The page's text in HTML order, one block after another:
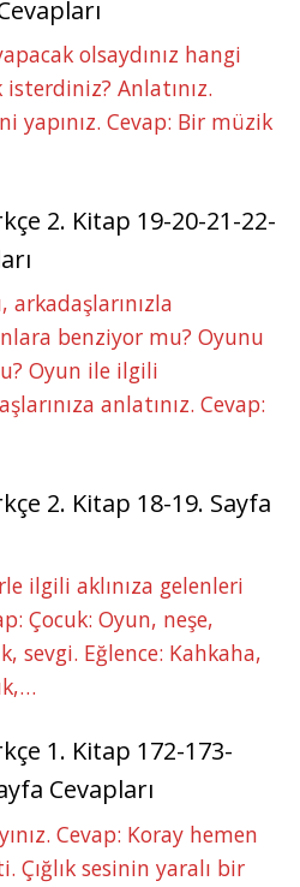
olsaydınız hangi
Anlatınız.
yapınız. Cevap: Bir müzik
2. Kitap 19-20-21-22-
arkadaşlarınızla
benziyor mu? Oyunu
Oyun ile ilgili
anlatınız. Cevap:
2. Kitap 18-19. Sayfa
ilgili aklınıza gelenleri
Çocuk: Oyun, neşe,
sevgi. Eğlence: Kahkaha,
1. Kitap 172-173-
Cevapları
Cevap: Koray hemen
Çığlık sesinin yaralı bir